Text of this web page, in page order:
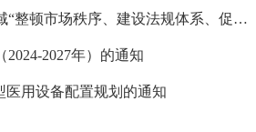
国务院办公厅关于印发《政府采购领域“整顿市场秩序、建设法规体系、促进产业发展...
2027年）的通知
医用设备配置规划的通知